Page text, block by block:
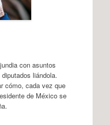
con asuntos
liándola.
cómo, cada vez que
de México se